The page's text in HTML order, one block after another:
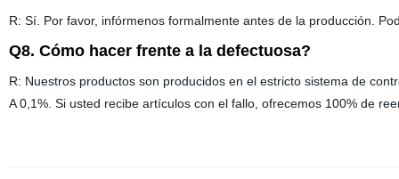
R: Sí. Por favor, infórmenos formalmente antes de la producción.
Q8. Cómo hacer frente a la defectuosa?
R: Nuestros productos son producidos en el estricto sistema de
A 0,1%. Si usted recibe artículos con el fallo, ofrecemos 100% de